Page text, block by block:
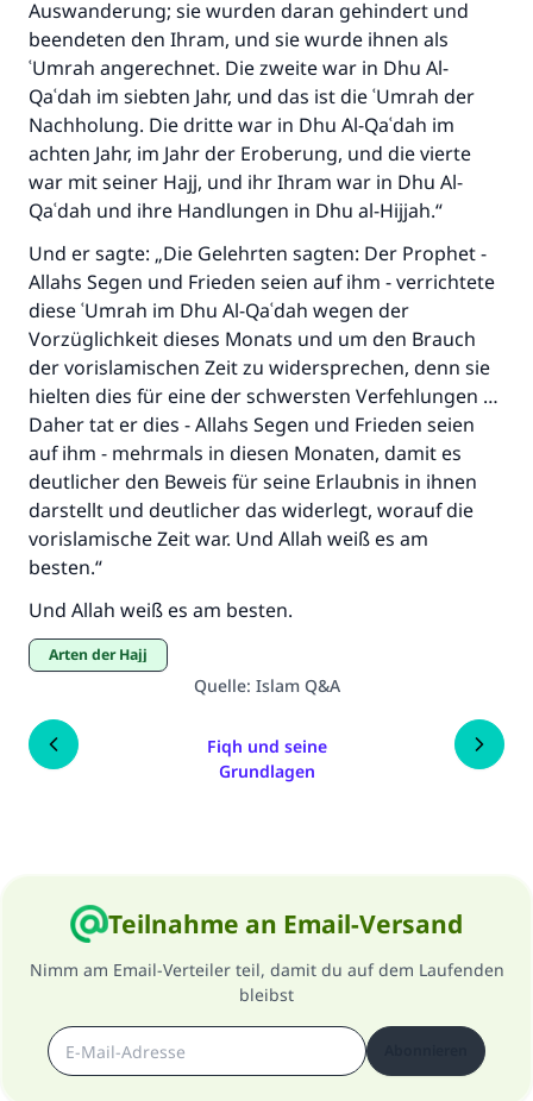
Auswanderung; sie wurden daran gehindert und
beendeten den Ihram, und sie wurde ihnen als
ʿUmrah angerechnet. Die zweite war in Dhu Al-
Qaʿdah im siebten Jahr, und das ist die ʿUmrah der
Nachholung. Die dritte war in Dhu Al-Qaʿdah im
achten Jahr, im Jahr der Eroberung, und die vierte
war mit seiner Hajj, und ihr Ihram war in Dhu Al-
Qaʿdah und ihre Handlungen in Dhu al-Hijjah.“
Und er sagte: „Die Gelehrten sagten: Der Prophet -
Allahs Segen und Frieden seien auf ihm - verrichtete
diese ʿUmrah im Dhu Al-Qaʿdah wegen der
Vorzüglichkeit dieses Monats und um den Brauch
der vorislamischen Zeit zu widersprechen, denn sie
hielten dies für eine der schwersten Verfehlungen …
Daher tat er dies - Allahs Segen und Frieden seien
auf ihm - mehrmals in diesen Monaten, damit es
deutlicher den Beweis für seine Erlaubnis in ihnen
darstellt und deutlicher das widerlegt, worauf die
vorislamische Zeit war. Und Allah weiß es am
besten.“
Und Allah weiß es am besten.
Arten der Hajj
Quelle: Islam Q&A
Fiqh und seine
Grundlagen
Teilnahme an Email-Versand
Nimm am Email-Verteiler teil, damit du auf dem Laufenden
bleibst